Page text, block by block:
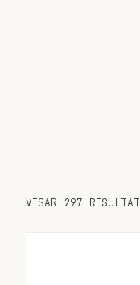
VISAR 297 RESULTAT